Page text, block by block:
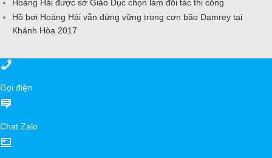
Hoàng Hải được sở Giáo Dục chọn làm đối tác thi công
Hồ bơi Hoàng Hải vẫn đứng vững trong cơn bão Damrey tại
Khánh Hòa 2017
Gọi điện
Chat Zalo